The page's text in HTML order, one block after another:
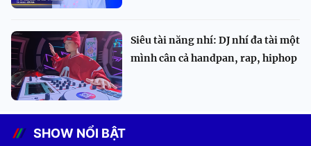
Siêu tài năng nhí: DJ nhí đa tài một
mình cân cả handpan, rap, hiphop
SHOW NỔI BẬT